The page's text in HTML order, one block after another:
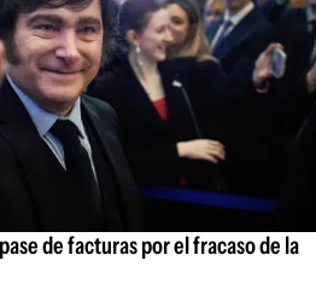
de facturas por el fracaso de la